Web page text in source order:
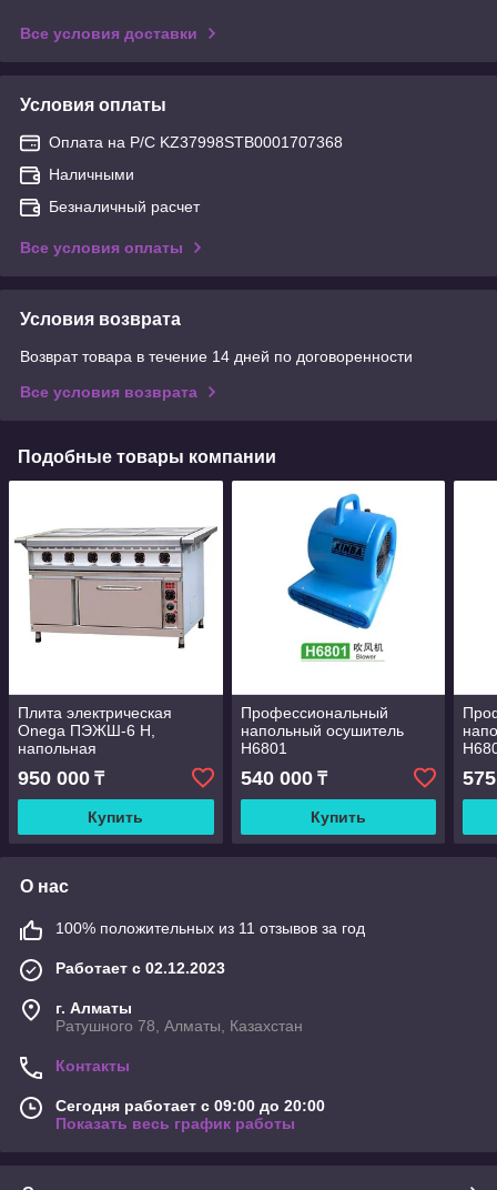
Все условия доставки
Условия оплаты
Оплата на Р/С KZ37998STB0001707368
Наличными
Безналичный расчет
Все условия оплаты
Условия возврата
Возврат товара в течение 14 дней по договоренности
Все условия возврата
Подобные товары компании
Плита электрическая
Onega ПЭЖШ-6 Н,
напольная
950 000 ₸
Купить
Профессиональный
напольный осушитель
Н6801
540 000₸
Купить
О нас
100% положительных из 11 отзывов за год
Работает с 02.12.2023
г. Алматы
Ратушного 78, Алматы, Казахстан
Контакты
Сегодня работает с 09:00 до 20:00
Показать весь график работы